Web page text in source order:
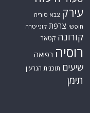
עירק צבא סוריה
חופשי צרפת קונייטרה
קורונה קטאר
רוסיה רפואה
שיעים תוכנית הגרעין
תימן